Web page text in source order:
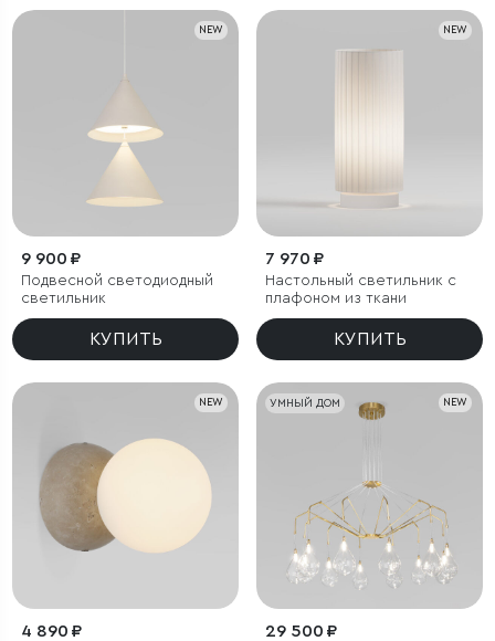
NEW
9 900 ₽
Подвесной светодиодный
светильник
КУПИТЬ
NEW
7 970 ₽
Настольный светильник с
плафоном из ткани
КУПИТЬ
NEW
4 890 ₽
УМНЫЙ ДОМ NEW
29 500 ₽